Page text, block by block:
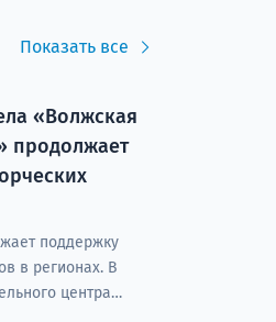
Показать все
«Волжская
продолжает
поддержку
в регионах. В
центра